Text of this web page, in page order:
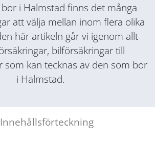
i Halmstad finns det många
att välja mellan inom flera olika
här artikeln går vi igenom allt
bilförsäkringar till
som kan tecknas av den som bor
i Halmstad.